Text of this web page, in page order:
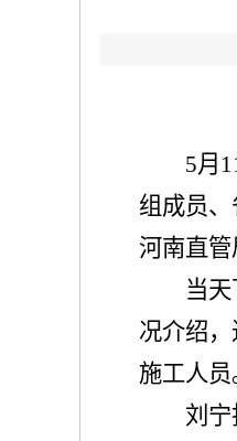
5月
组成员
河南直管
当
况介绍
施工人员
刘